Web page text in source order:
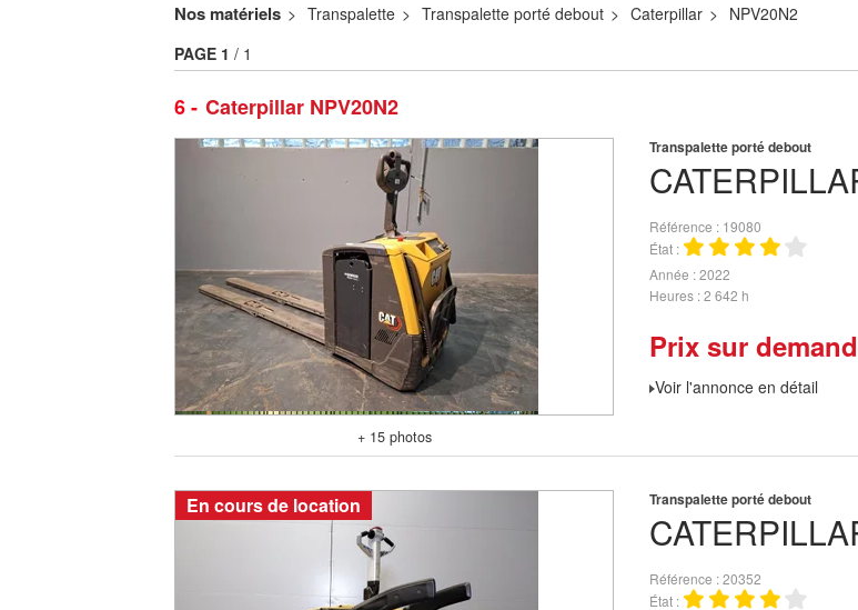
Nos matériels Transpalette Transpalette porté debout Caterpillar NPV20N2
6 Caterpillar NPV20N2
PAGE 1 / 1
+ 15 photos
Transpalette porté debout
Référence
19080
État
Année 2022
Heures 2 642 h
Prix sur
Voir l'annonce en détail
En cours de location Transpalette porté debout
Référence 20352
État